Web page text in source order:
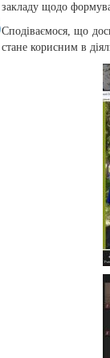
закладу щодо
Сподіваємося, що
стане корисним в